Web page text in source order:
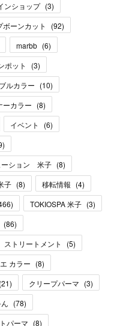
ンショップ (3)
ボーンカット (92)
marbb (6)
ポット (3)
ルカラー (10)
ーカラー (8)
イベント (6)
)
ーション 米子 (8)
子 (8) 移転情報 (4)
) TOKIOSPA 米子 (3)
(86)
ストリートメント (5)
カラー (8)
(21) クリープパーマ (3)
(78)
パーマ (8)